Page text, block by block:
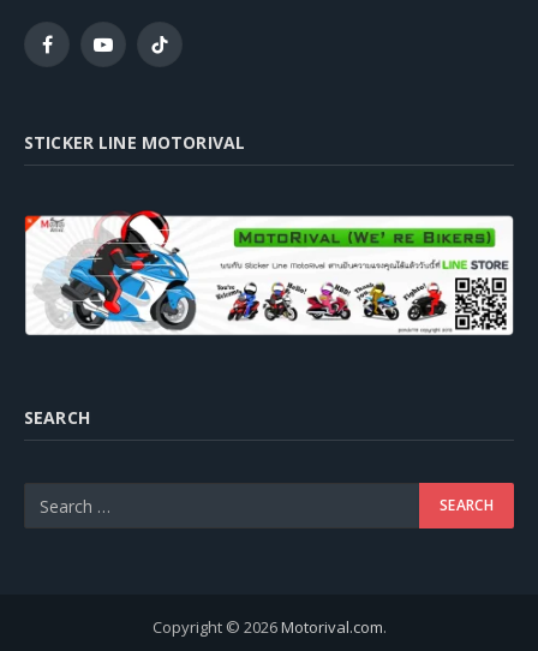
FacebookYouTubeTikTok
STICKER LINE MOTORIVAL
SEARCH
Copyright © 2026Motorival.com.